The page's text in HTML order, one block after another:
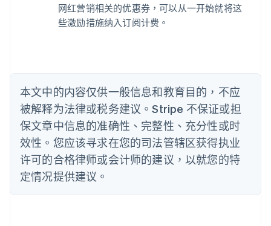
网红营销相关的优惠券，可以从一开始就将这
些激励措施纳入订阅计费。
本文中的内容仅供一般信息和教育目的，不应
被解释为法律或税务建议。Stripe 不保证或担
保文章中信息的准确性、完整性、充分性或时
效性。您应该寻求在您的司法管辖区获得执业
许可的合格律师或会计师的建议，以就您的特
定情况提供建议。
比利时
NederlandsFrançaisDeutschEnglish
DeutschEnglish
法国
FrançaisEnglish
芬兰
EnglishSvenska
荷兰
Nederlands English
加拿大
EnglishFrançais